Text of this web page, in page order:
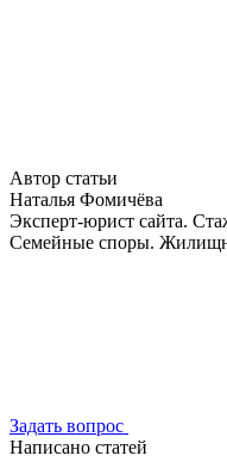
Автор статьи
Наталья Фомичёва
Эксперт-юрист сайта.
Семейные споры.
Задать вопрос
Написано статей